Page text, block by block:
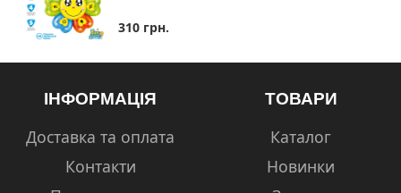
310 грн.
ІНФОРМАЦІЯ
Доставка та оплата
Контакти
ТОВАРИ
Каталог
Новинки